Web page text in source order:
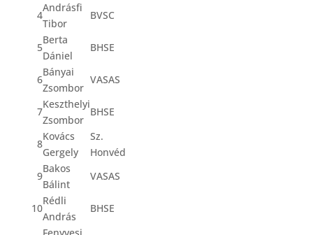
4
Andrásfi
Tibor
BVSC
5
Berta
Dániel
BHSE
6
Bányai
Zsombor
VASAS
7
Keszthelyi
Zsombor
BHSE
8
Kovács
Gergely
Sz.
Honvéd
9
Bakos
Bálint
VASAS
10
Rédli
András
BHSE